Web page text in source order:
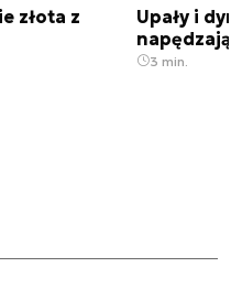
złota z
Upały i
3 min.